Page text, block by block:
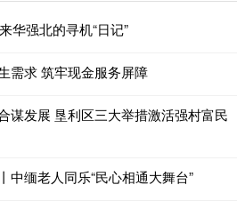
华强北的寻机“日记”
需求 筑牢现金服务屏障
谋发展 垦利区三大举措激活强村富民
中缅老人同乐“民心相通大舞台”